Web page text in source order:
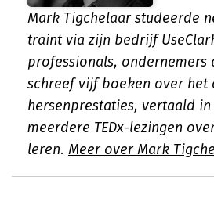
Mark Tigchelaar studeerde
traint via zijn bedrijf
professionals,
schreef vijf boeken over het
hersenprestaties, vertaald
meerdere TEDx-lezingen
leren. Meer over Mark